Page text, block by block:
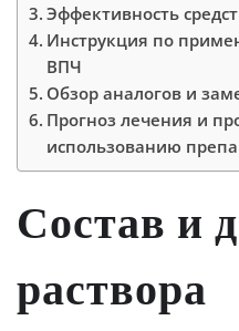
Эффективность
Инструкция по
ВПЧ
Обзор аналогов и
Прогноз лечения и
использованию
Состав и
раствора